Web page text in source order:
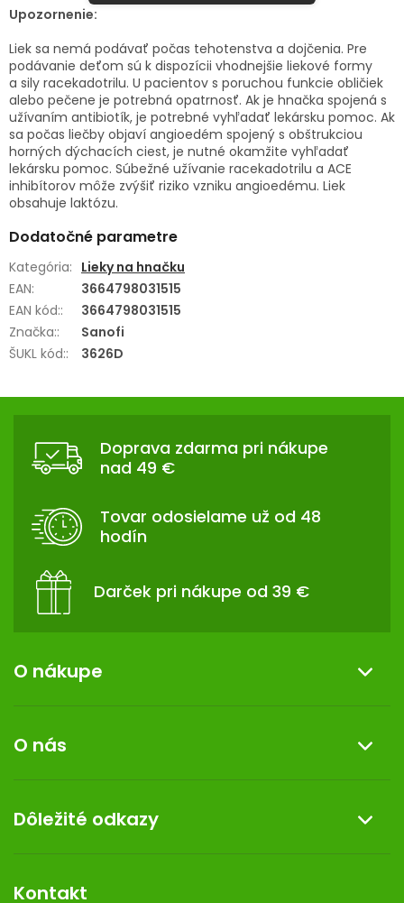
Upozornenie:
Liek sa nemá podávať počas tehotenstva a dojčenia. Pre
podávanie deťom sú k dispozícii vhodnejšie liekové formy
a sily racekadotrilu. U pacientov s poruchou funkcie obličiek
alebo pečene je potrebná opatrnosť. Ak je hnačka spojená s
užívaním antibiotík, je potrebné vyhľadať lekársku pomoc. Ak
sa počas liečby objaví angioedém spojený s obštrukciou
horných dýchacích ciest, je nutné okamžite vyhľadať
lekársku pomoc. Súbežné užívanie racekadotrilu a ACE
inhibítorov môže zvýšiť riziko vzniku angioedému. Liek
obsahuje laktózu.
Dodatočné parametre
Kategória: Lieky na hnačku
EAN:
3664798031515
EAN kód::
3664798031515
Značka::
Sanofi
ŠUKL kód:: 3626D
Z
Doprava zdarma pri nákupe
nad 49 €
Tovar odosielame už od 48
hodín
Darček pri nákupe od 39 €
O nákupe
Reklamácia a vrátenie tovaru
Doprava a platba
Darček k nákupu
O nás
Kontakt
Dermocentrum
Dôležité odkazy
Rozhodnutie na prevádzku
Kontakt